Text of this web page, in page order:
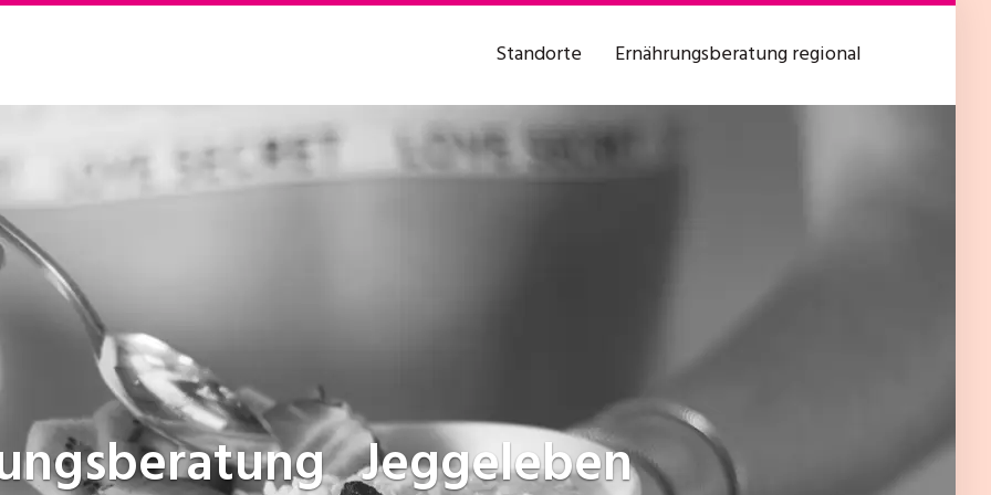
Standorte Ernährungsberatung regional
Jeggeleben